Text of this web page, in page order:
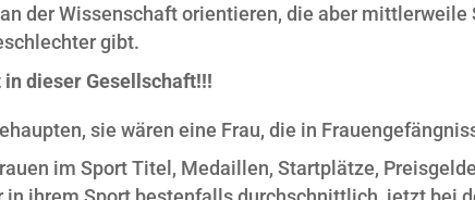
der Wissenschaft orientieren, die aber
gibt.
dieser Gesellschaft!!!
sie wären eine Frau, die in
im Sport Titel, Medaillen, Startplätze,